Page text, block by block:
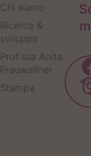
Chi siamo
Ricerca &
sviluppo
Prof.ssa Anita
Frauwallner
Stampa